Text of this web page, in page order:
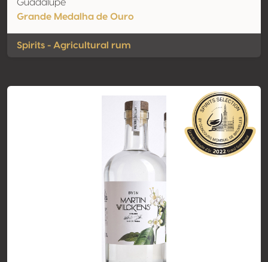
Guadalupe
Grande Medalha de Ouro
Spirits - Agricultural rum